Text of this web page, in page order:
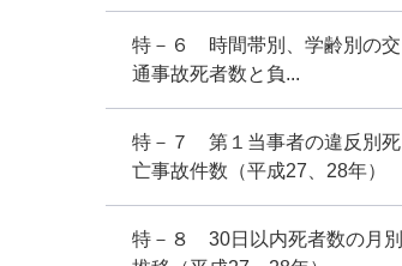
特－６ 時間帯別、学齢別の交
通事故死者数と負...
特－７ 第１当事者の違反別死
亡事故件数（平成27、28年）
特－８ 30日以内死者数の月別